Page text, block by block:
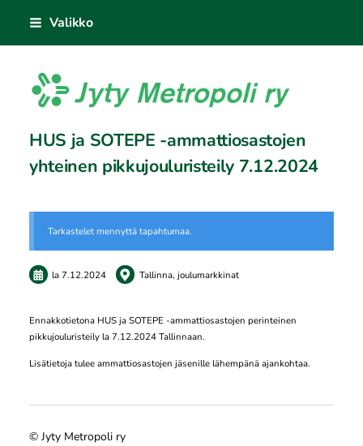
sisältöön
Valikko
Jyty Metropoli ry
HUS ja SOTEPE -ammattiosastojen
yhteinen pikkujouluristeily 7.12.2024
Tarkastelet mennyttä tapahtumaa.
la 7.12.2024 Tallinna, joulumarkkinat
Ennakkotietona HUS ja SOTEPE -ammattiosastojen perinteinen
pikkujouluristeily la 7.12.2024 Tallinnaan.
Lisätietoja tulee ammattiosastojen jäsenille lähempänä ajankohtaa.
© Jyty Metropoli ry